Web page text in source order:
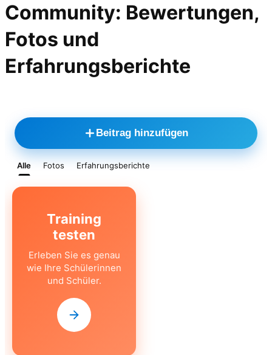
Community: Bewertungen,
Fotos und
Erfahrungsberichte
Beitrag hinzufügen
Alle Fotos Erfahrungsberichte
Training
testen
Erleben Sie es genau
wie Ihre Schülerinnen
und Schüler.